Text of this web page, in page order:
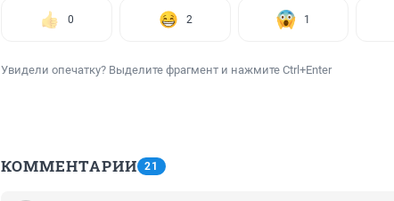
0 2 1
Увидели опечатку? Выделите фрагмент и нажмите Ctrl+Enter
КОММЕНТАРИИ 21